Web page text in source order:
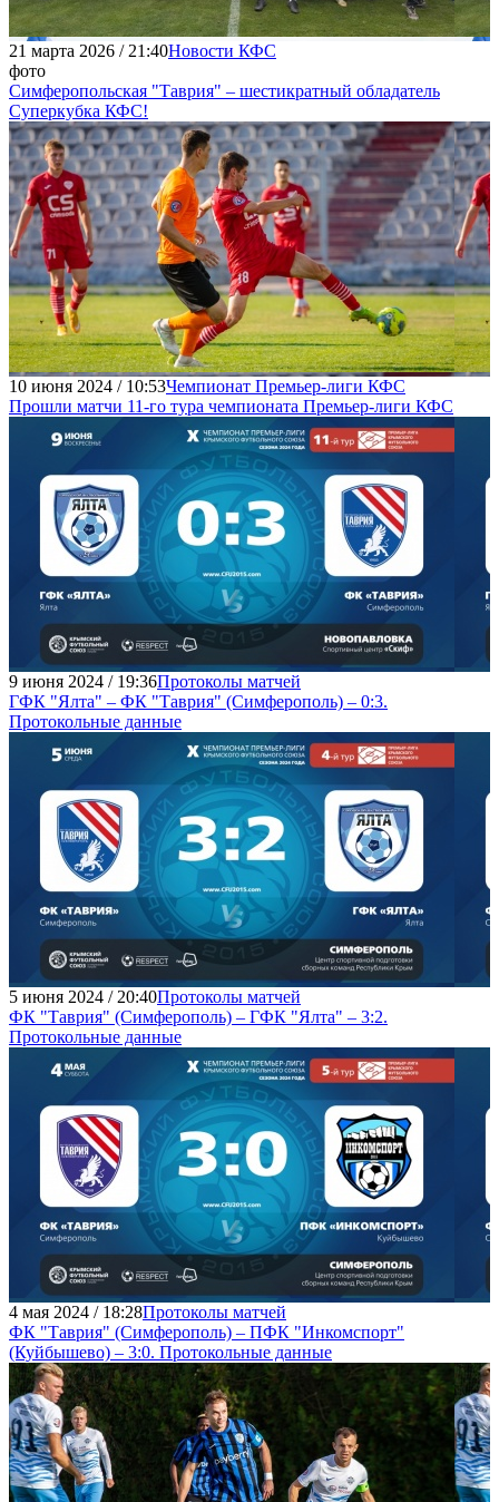
21 марта 2026 / 21:40Новости КФС
фото
Симферопольская "Таврия" – шестикратный обладатель
Суперкубка КФС!
10 июня 2024 / 10:53Чемпионат Премьер-лиги КФС
Прошли матчи 11-го тура чемпионата Премьер-лиги КФС
9 июня 2024 / 19:36Протоколы матчей
ГФК "Ялта" – ФК "Таврия" (Симферополь) – 0:3.
Протокольные данные
5 июня 2024 / 20:40Протоколы матчей
ФК "Таврия" (Симферополь) – ГФК "Ялта" – 3:2.
Протокольные данные
4 мая 2024 / 18:28Протоколы матчей
ФК "Таврия" (Симферополь) – ПФК "Инкомспорт"
(Куйбышево) – 3:0. Протокольные данные